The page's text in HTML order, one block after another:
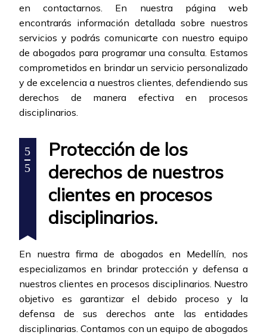
en contactarnos. En nuestra página web
encontrarás información detallada sobre nuestros
servicios y podrás comunicarte con nuestro equipo
de abogados para programar una consulta. Estamos
comprometidos en brindar un servicio personalizado
y de excelencia a nuestros clientes, defendiendo sus
derechos de manera efectiva en procesos
disciplinarios.
5
5
Protección de los
derechos de nuestros
clientes en procesos
disciplinarios.
En nuestra firma de abogados en Medellín, nos
especializamos en brindar protección y defensa a
nuestros clientes en procesos disciplinarios. Nuestro
objetivo es garantizar el debido proceso y la
defensa de sus derechos ante las entidades
disciplinarias. Contamos con un equipo de abogados